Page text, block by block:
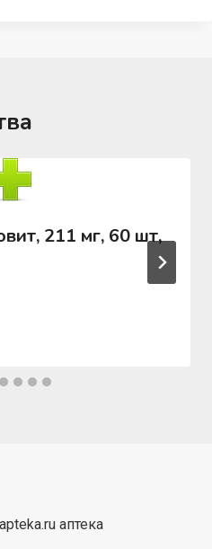
211 мг, 60 шт,
аптека